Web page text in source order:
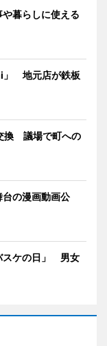
暮らしに使える
」 地元店が鉄板
換 議場で町への
の漫画動画公
スケの日」 男女